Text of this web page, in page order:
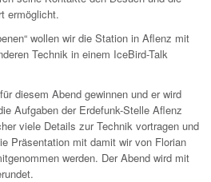
ermöglicht.
wollen wir die Station in Aflenz mit
Technik in einem IceBird-Talk
diesem Abend gewinnen und er wird
Aufgaben der Erdefunk-Stelle Aflenz
viele Details zur Technik vortragen und
Präsentation mit damit wir von Florian
werden. Der Abend wird mit